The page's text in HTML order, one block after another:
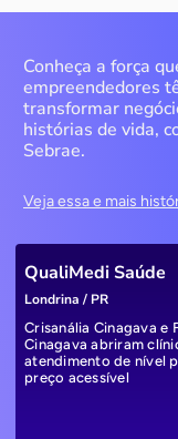
Conheça a força
empreendedores
transformar
histórias de vida,
Sebrae.
Veja essa e mais
QualiMedi Saúde
Londrina / PR
Crisanália Cinagava e
Cinagava abriram
atendimento de nível
preço acessível